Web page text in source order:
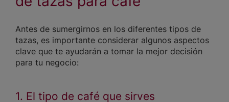
Antes de sumergirnos en los diferentes tipos de
tazas, es importante considerar algunos aspectos
clave que te ayudarán a tomar la mejor decisión
para tu negocio:
1. El tipo de café que sirves